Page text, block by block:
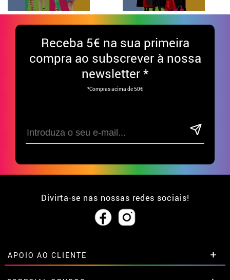
Receba 5€ na sua primeira
compra ao subscrever à nossa
newsletter *
*Compras acima de 50€
Divirta-se nas nossas redes sociais!
APOIO AO CLIENTE